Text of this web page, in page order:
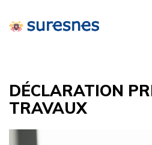
DÉCLARATION
TRAVAUX